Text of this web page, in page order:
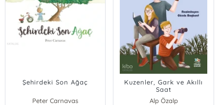
Şehirdeki Son Ağaç
Peter Carnavas
Kuzenler, Gark ve Akıllı
Saat
Alp Özalp